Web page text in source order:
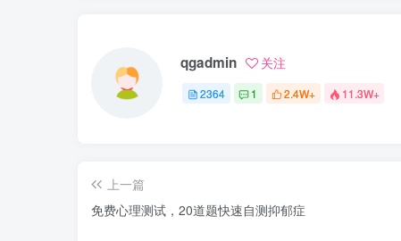
qgadmin 关注
2364 1 2.4W+ 11.3W+
上一篇
免费心理测试，20道题快速自测抑郁症